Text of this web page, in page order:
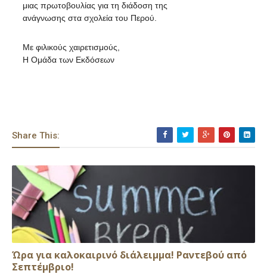
μιας πρωτοβουλίας για τη διάδοση της
ανάγνωσης στα σχολεία του Περού.
Με φιλικούς χαιρετισμούς,
Η Ομάδα των Εκδόσεων
Share This:
Ώρα για καλοκαιρινό διάλειμμα! Ραντεβού από
Σεπτέμβριο!